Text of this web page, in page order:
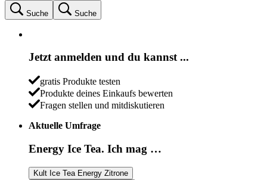
Suche Suche
Jetzt anmelden und du kannst ...
gratis Produkte testen
Produkte deines Einkaufs bewerten
Fragen stellen und mitdiskutieren
Aktuelle Umfrage
Energy Ice Tea. Ich mag …
Kult Ice Tea Energy Zitrone